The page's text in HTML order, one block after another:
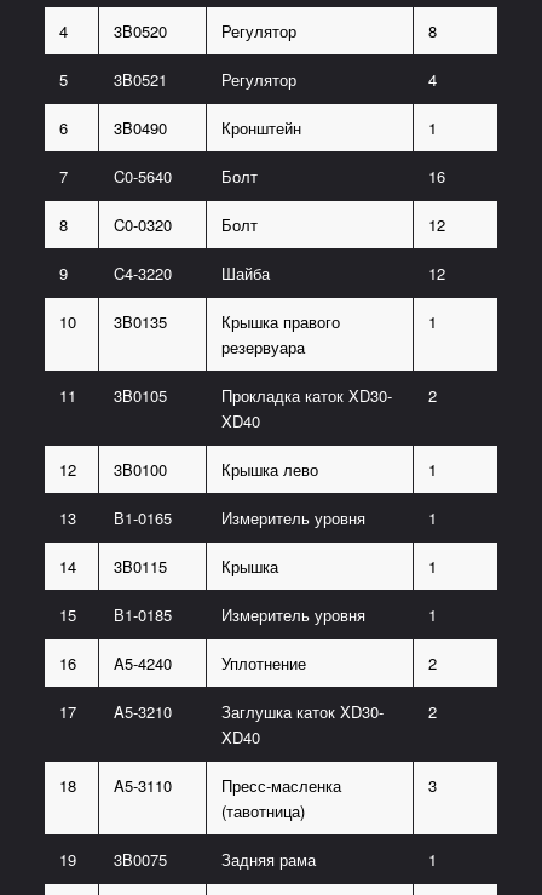
4 3B0520 Регулятор 8
5 3B0521 Регулятор 4
6 3B0490 Кронштейн 1
7 C0-5640 Болт 16
8 C0-0320 Болт 12
9 C4-3220 Шайба 12
10 3B0135
Крышка правого
резервуара
1
11 3B0105
Прокладка каток XD30-
XD40
2
12 3B0100 Крышка лево 1
13 В1-0165 Измеритель уровня 1
14 3B0115 Крышка 1
15 В1-0185 Измеритель уровня 1
16 A5-4240 Уплотнение 2
17 A5-3210
Заглушка каток XD30-
XD40
2
18 A5-3110
Пресс-масленка
(тавотница)
3
19 3B0075 Задняя рама 1